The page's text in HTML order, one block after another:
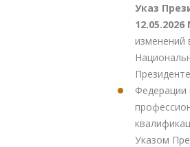
Указ
12.05.2026
изменений
Федерации
Указом